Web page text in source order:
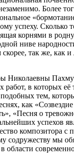
Более
успеху. Сколько
корнями в
ниве
так же, как
Николаевны
в которых её
тем,
как
«Песня о
успехов
композитора с
содружеству мы
области